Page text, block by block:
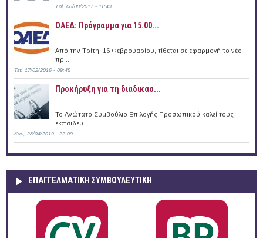
Τρί, 08/08/2017 - 11:43
ΟΑΕΔ: Πρόγραμμα για 15.00...
Από την Τρίτη, 16 Φεβρουαρίου, τίθεται σε εφαρμογή το νέο
πρ...
Τετ, 17/02/2016 - 09:48
Προκήρυξη για τη διαδικασ...
Το Ανώτατο Συμβούλιο Επιλογής Προσωπικού καλεί τους
εκπαιδευ...
Κυρ, 28/04/2019 - 22:09
ΕΠΑΓΓΕΛΜΑΤΙΚΉ ΣΥΜΒΟΥΛΕΥΤΙΚΉ